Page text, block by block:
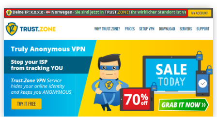
Deine IP: x.x.x.x · Norwegen ·Sie sind jetzt inTRUST.ZONE! Ihr wirklicher Standort ist versteckt!